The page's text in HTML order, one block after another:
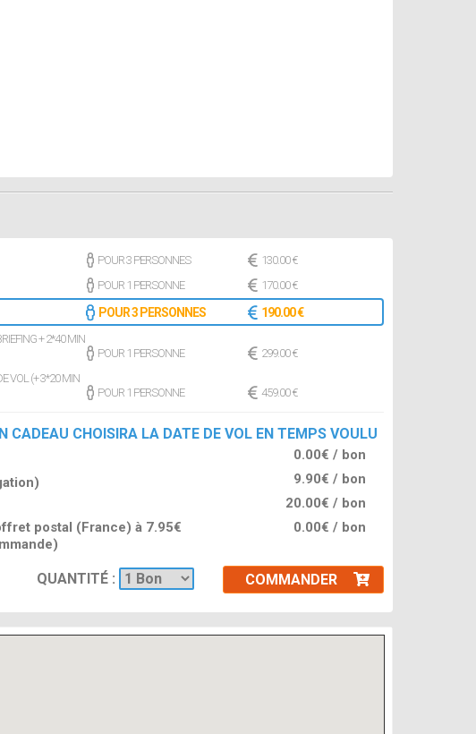
POUR 3 PERSONNES
130.00 €
POUR 1 PERSONNE 170.00 €
POUR 3 PERSONNES 190.00 €
+ 2*40 MIN
POUR 1 PERSONNE 299.00 €
VOL (+ 3*20 MIN
POUR 1 PERSONNE 459.00 €
CADEAU CHOISIRA LA DATE DE VOL EN TEMPS VOULU
0.00€ / bon
9.90€ / bon
20.00€ / bon
postal (France) à 7.95€
0.00€ / bon
QUANTITÉ : COMMANDER